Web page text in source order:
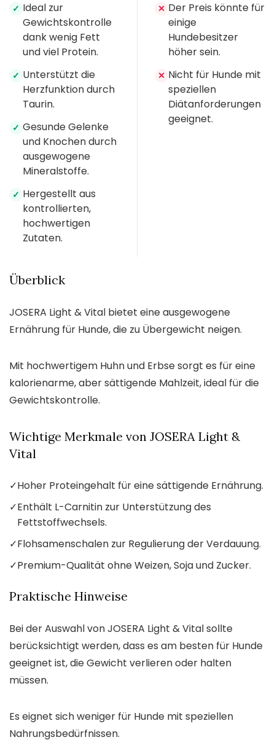
✓ Ideal zur
Gewichtskontrolle
dank wenig Fett
und viel Protein.
✓ Unterstützt die
Herzfunktion durch
Taurin.
✓ Gesunde Gelenke
und Knochen durch
ausgewogene
Mineralstoffe.
✓ Hergestellt aus
kontrollierten,
hochwertigen
Zutaten.
✕ Der Preis könnte für
einige
Hundebesitzer
höher sein.
✕ Nicht für Hunde mit
speziellen
Diätanforderungen
geeignet.
Überblick
JOSERA Light & Vital bietet eine ausgewogene
Ernährung für Hunde, die zu Übergewicht neigen.
Mit hochwertigem Huhn und Erbse sorgt es für eine
kalorienarme, aber sättigende Mahlzeit, ideal für die
Gewichtskontrolle.
Wichtige Merkmale von JOSERA Light &
Vital
✓Hoher Proteingehalt für eine sättigende Ernährung.
✓Enthält L-Carnitin zur Unterstützung des
Fettstoffwechsels.
✓Flohsamenschalen zur Regulierung der Verdauung.
✓Premium-Qualität ohne Weizen, Soja und Zucker.
Praktische Hinweise
Bei der Auswahl von JOSERA Light & Vital sollte
berücksichtigt werden, dass es am besten für Hunde
geeignet ist, die Gewicht verlieren oder halten
müssen.
Es eignet sich weniger für Hunde mit speziellen
Nahrungsbedürfnissen.